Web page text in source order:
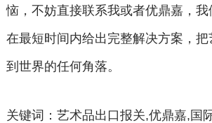
恼，不妨直接联系我或者优鼎嘉，
在最短时间内给出完整解决方案，把
到世界的任何角落。
关键词：艺术品出口报关,优鼎嘉,国